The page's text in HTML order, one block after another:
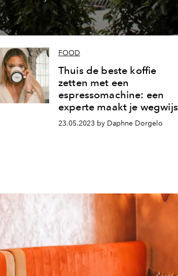
FOOD
Thuis de beste koffie
zetten met een
espressomachine: een
experte maakt je wegwijs
23.05.2023 by Daphne Dorgelo